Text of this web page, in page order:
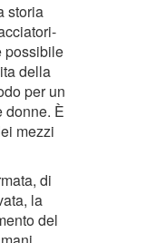
storia
possibile
della
per un
donne. È
mezzi
di
la
del